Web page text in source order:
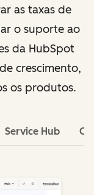
as taxas de
o suporte ao
da HubSpot
crescimento,
os produtos.
Service Hub